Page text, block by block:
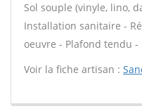
Sol souple (vinyle, lino,
Installation sanitaire -
oeuvre - Plafond tendu -
Voir la fiche artisan :